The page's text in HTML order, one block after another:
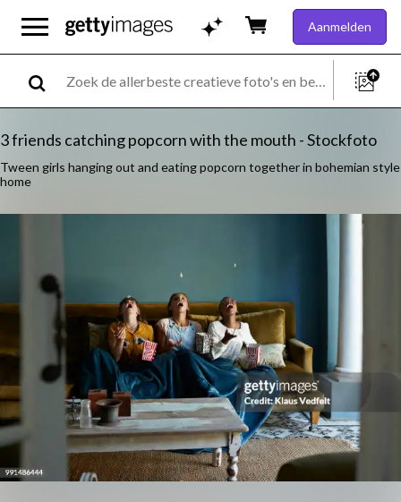
Aanmelden
3 friends catching popcorn with the mouth - Stockfoto
Tween girls hanging out and eating popcorn together in bohemian style
home